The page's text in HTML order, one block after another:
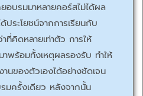
ยอบรมมาหลายคอร์สไม่ได้ผล
ประโยชน์จากการเรียนกับ
ที่คิดหลายเท่าตัว การให้
พร้อมทั้งเหตุผลรองรับ ทำให้
านของตัวเองได้อย่างชัดเจน
มครั้งเดียว หลังจากนั้น